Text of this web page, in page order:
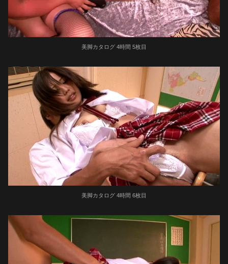
美脚カタログ 4時間 5枚目
美脚カタログ 4時間 6枚目